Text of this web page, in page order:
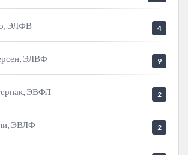
ЭЛФВ 4
ЭЛВФ 9
ЭВФЛ 2
ЭВЛФ 2